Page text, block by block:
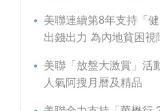
美聯連續第8年支持「
出錢出力 為內地貧困視
美聯「放盤大激賞」活
人氣阿搜月曆及精品